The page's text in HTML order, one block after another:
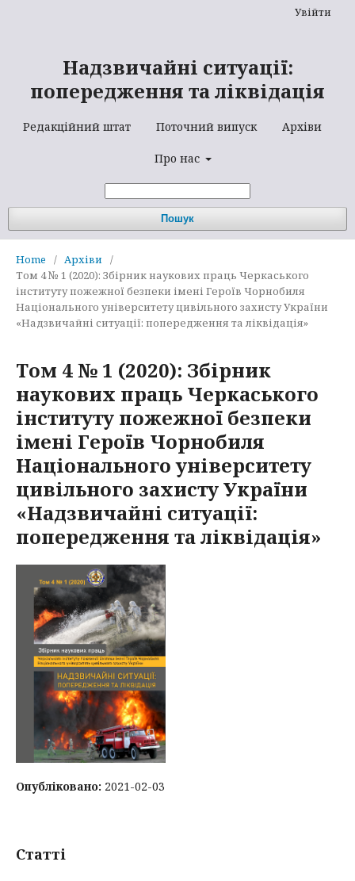
Надзвичайні ситуації:
попередження та ліквідація
Редакційний штат Поточний випуск Архіви
Про нас
Пошук
Увійти
Home / Архіви
/
Том 4 № 1 (2020): Збірник наукових праць Черкаського
інституту пожежної безпеки імені Героїв Чорнобиля
Національного університету цивільного захисту України
«Надзвичайні ситуації: попередження та ліквідація»
Том 4 № 1 (2020): Збірник
наукових праць Черкаського
інституту пожежної безпеки
імені Героїв Чорнобиля
Національного університету
цивільного захисту України
«Надзвичайні ситуації:
попередження та ліквідація»
Опубліковано: 2021-02-03
Статті